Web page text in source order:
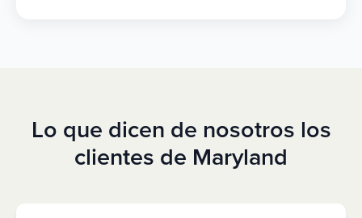
Lo que dicen de nosotros los
clientes de Maryland